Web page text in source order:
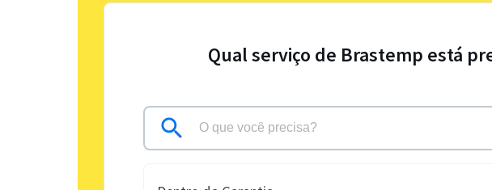
Qual serviço de Brastemp está